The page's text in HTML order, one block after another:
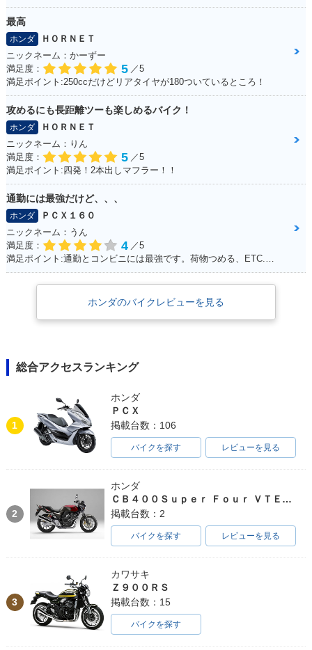
最高
ホンダ
ＨＯＲＮＥＴ
ニックネーム：かーずー
満足度：
5 ／5
満足ポイント:250ccだけどリアタイヤが180ついているところ！
攻めるにも長距離ツーも楽しめるバイク！
ホンダ
ＨＯＲＮＥＴ
ニックネーム：りん
満足度：
5 ／5
満足ポイント:四発！2本出しマフラー！！
通勤には最強だけど、、、
ホンダ
ＰＣＸ１６０
ニックネーム：うん
満足度：
4 ／5
満足ポイント:通勤とコンビニには最強です。荷物つめる、ETC.車載カメラ、ロングスクリーンでした。平和な日本を肌で感じることできます。 けれど、、、
ホンダのバイクレビューを見る
総合アクセスランキング
1
ホンダ
ＰＣＸ
掲載台数：106
バイクを探す レビューを見る
2
ホンダ
ＣＢ４００Ｓｕｐｅｒ Ｆｏｕｒ ＶＴＥＣ ＳＰＥＣ３
掲載台数：2
バイクを探す レビューを見る
3
カワサキ
Ｚ９００ＲＳ
掲載台数：15
バイクを探す